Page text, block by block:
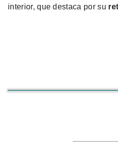
interior, que destaca por su